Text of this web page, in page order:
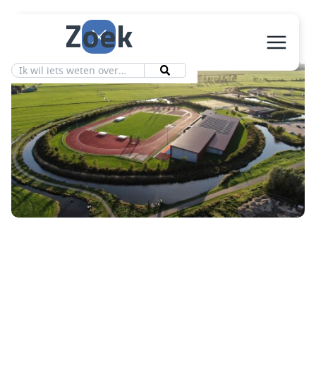
Vereniging
Ledeninfo
Nieuws
Contact
Zoek